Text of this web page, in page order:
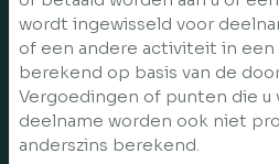
wordt ingewisseld voor
of een andere activiteit in een
berekend op basis van de
Vergoedingen of punten die u
deelname worden ook niet
anderszins berekend.